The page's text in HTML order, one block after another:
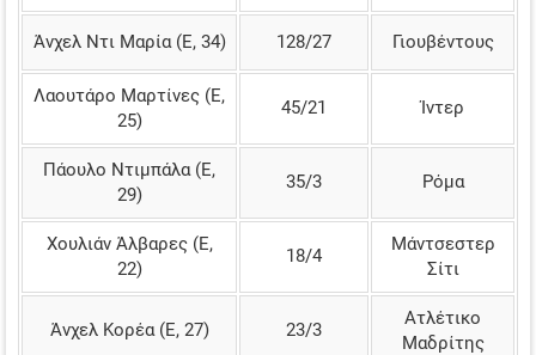
Άνχελ Ντι Μαρία (Ε, 34) 128/27 Γιουβέντους
Λαουτάρο Μαρτίνες (Ε,
25)
45/21 Ίντερ
Πάουλο Ντιμπάλα (Ε,
29)
35/3 Ρόμα
Χουλιάν Άλβαρες (Ε,
22)
18/4
Μάντσεστερ
Σίτι
Άνχελ Κορέα (Ε, 27) 23/3
Ατλέτικο
Μαδρίτης